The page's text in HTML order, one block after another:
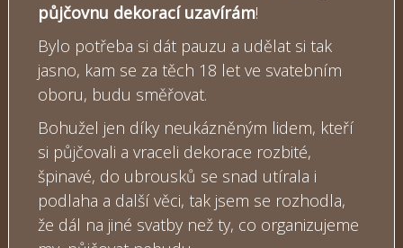
půjčovnu dekorací uzavírám!
Bylo potřeba si dát pauzu a udělat si tak
jasno, kam se za těch 18 let ve svatebním
oboru, budu směřovat.
Bohužel jen díky neukázněným lidem, kteří
si půjčovali a vraceli dekorace rozbité,
špinavé, do ubrousků se snad utírala i
podlaha a další věci, tak jsem se rozhodla,
že dál na jiné svatby než ty, co organizujeme